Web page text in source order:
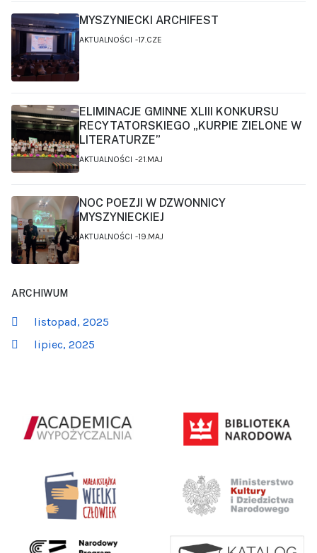
MYSZYNIECKI ARCHIFEST
AKTUALNOŚCI 17.CZE
ELIMINACJE GMINNE XLIII KONKURSU
RECYTATORSKIEGO „KURPIE ZIELONE W
LITERATURZE”
AKTUALNOŚCI 21.MAJ
NOC POEZJI W DZWONNICY
MYSZYNIECKIEJ
AKTUALNOŚCI 19.MAJ
ARCHIWUM
listopad, 2025
lipiec, 2025